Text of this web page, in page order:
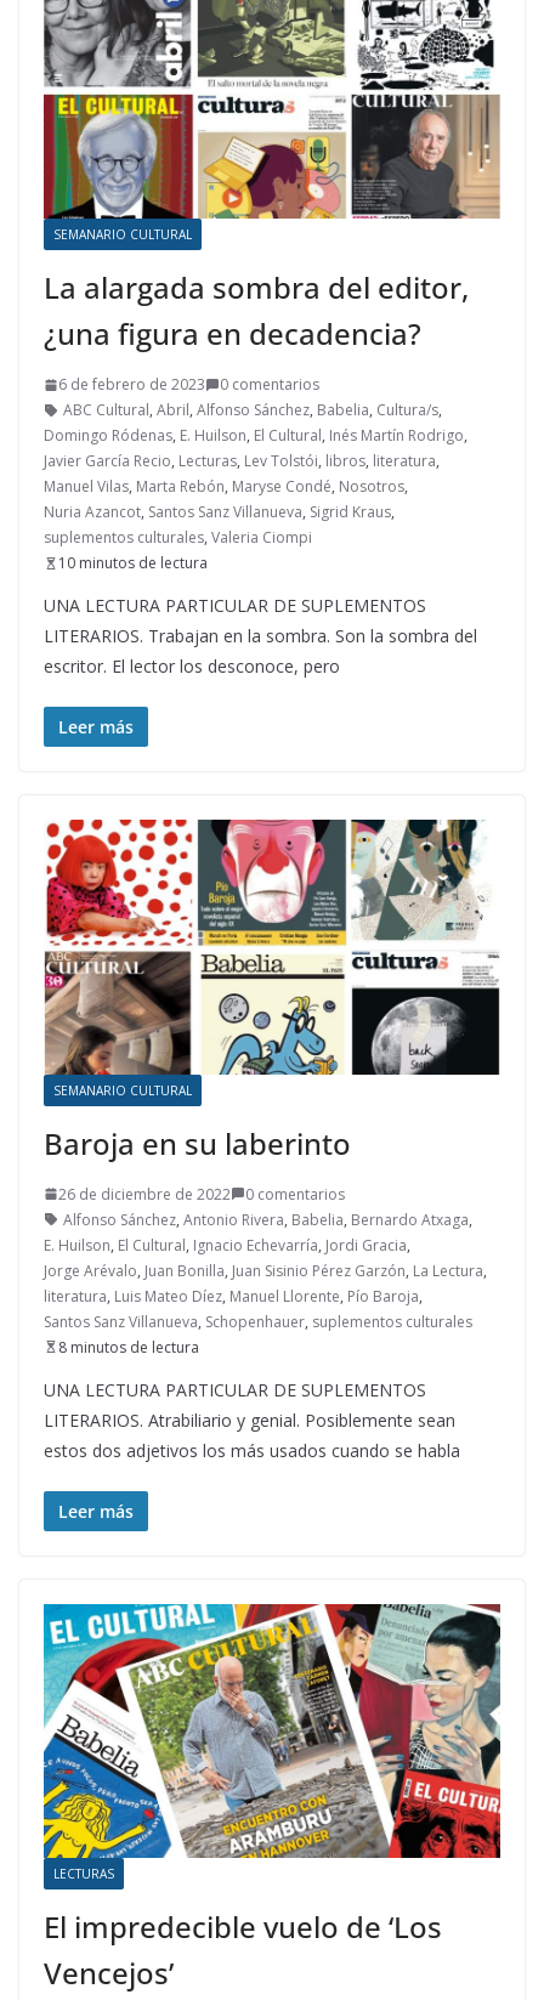
SEMANARIO CULTURAL
La alargada sombra del editor,
¿una figura en decadencia?
6 de febrero de 2023
0 comentarios
ABC Cultural, Abril, Alfonso Sánchez, Babelia, Cultura/s,
Domingo Ródenas, E. Huilson, El Cultural, Inés Martín Rodrigo,
Javier García Recio, Lecturas, Lev Tolstói, libros, literatura,
Manuel Vilas, Marta Rebón, Maryse Condé, Nosotros,
Nuria Azancot, Santos Sanz Villanueva, Sigrid Kraus,
suplementos culturales, Valeria Ciompi
10 minutos de lectura
UNA LECTURA PARTICULAR DE SUPLEMENTOS
LITERARIOS. Trabajan en la sombra. Son la sombra del
escritor. El lector los desconoce, pero
Leer más
SEMANARIO CULTURAL
Baroja en su laberinto
26 de diciembre de 2022
0 comentarios
Alfonso Sánchez, Antonio Rivera, Babelia, Bernardo Atxaga,
E. Huilson, El Cultural, Ignacio Echevarría, Jordi Gracia,
Jorge Arévalo, Juan Bonilla, Juan Sisinio Pérez Garzón, La Lectura,
literatura, Luis Mateo Díez, Manuel Llorente, Pío Baroja,
Santos Sanz Villanueva, Schopenhauer, suplementos culturales
8 minutos de lectura
UNA LECTURA PARTICULAR DE SUPLEMENTOS
LITERARIOS. Atrabiliario y genial. Posiblemente sean
estos dos adjetivos los más usados cuando se habla
Leer más
LECTURAS
El impredecible vuelo de ‘Los
Vencejos’